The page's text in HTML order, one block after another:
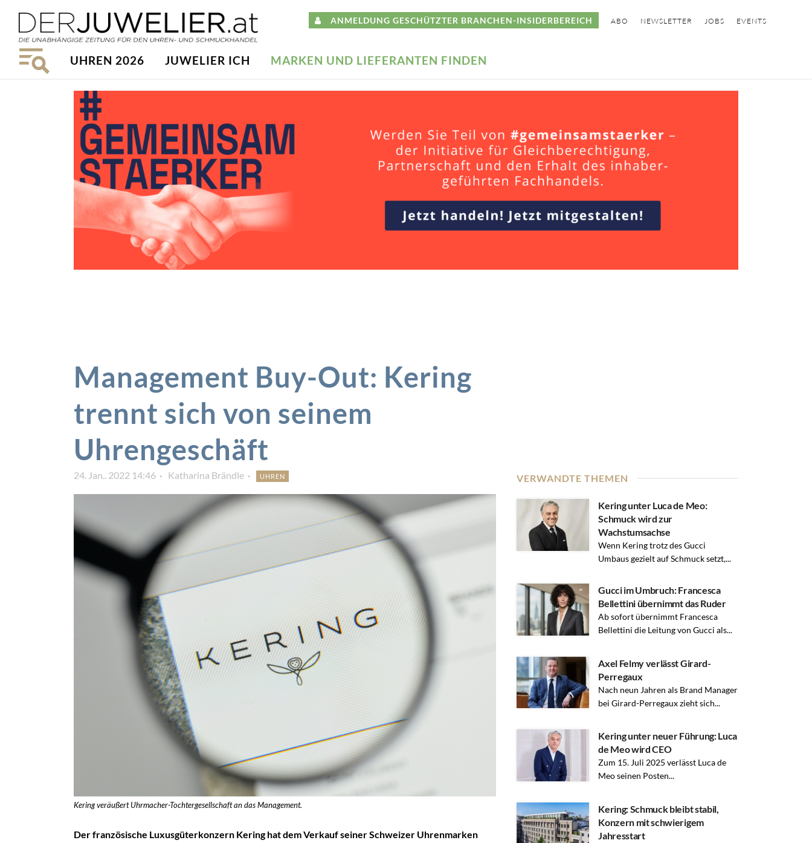
ANMELDUNG GESCHÜTZTER BRANCHEN-INSIDERBEREICH ABO NEWSLETTER JOBS EVENTS
UHREN 2026 JUWELIER ICH MARKEN UND LIEFERANTEN FINDEN
Management Buy-Out: Kering
trennt sich von seinem
Uhrengeschäft
24. Jan.. 2022 14:46 Katharina Brändle UHREN
Kering veräußert Uhrmacher-Tochtergesellschaft an das Management.
Der französische Luxusgüterkonzern Kering hat dem Verkauf seiner Schweizer Uhrenmarken
VERWANDTE THEMEN
Kering unter Luca de Meo:
Schmuck wird zur
Wachstumsachse
Wenn Kering trotz des Gucci
Umbaus gezielt auf Schmuck setzt,...
Gucci im Umbruch: Francesca
Bellettini übernimmt das Ruder
Ab sofort übernimmt Francesca
Bellettini die Leitung von Gucci als...
Axel Felmy verlässt Girard-
Perregaux
Nach neun Jahren als Brand Manager
bei Girard-Perregaux zieht sich...
Kering unter neuer Führung: Luca
de Meo wird CEO
Zum 15. Juli 2025 verlässt Luca de
Meo seinen Posten...
Kering: Schmuck bleibt stabil,
Konzern mit schwierigem
Jahresstart